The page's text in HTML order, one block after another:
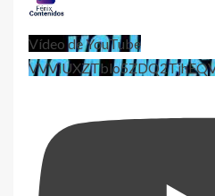
Vídeo de YouTube